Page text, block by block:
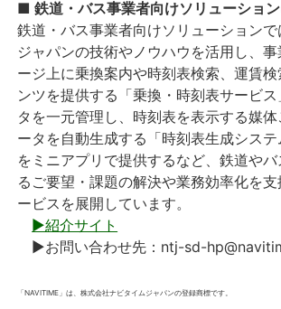
■ 鉄道・バス事業者向けソリューショ
鉄道・バス事業者向けソリューション
ジャパンの技術やノウハウを活用し、
ージ上に乗換案内や時刻表検索、運賃
ンツを提供する「乗換・時刻表サービ
タを一元管理し、時刻表を表示する媒
ータを自動生成する「時刻表生成シス
をミニアプリで提供するなど、鉄道やバ
るご要望・課題の解決や業務効率化を
ービスを展開しています。
▶紹介サイト
▶お問い合わせ先：ntj-sd-
「NAVITIME」は、株式会社ナビタイムジャパンの登録商標です。